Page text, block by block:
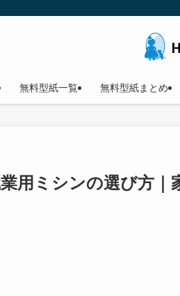
無料型紙一覧 無料型紙まとめ
業用ミシンの選び方